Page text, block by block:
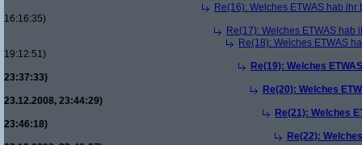
Re(16): Welches ETWAS hab ihr
16:16:35)
Re(17): Welches ETWAS hab
Re(18): Welches ETWAS
19:12:51)
Re(19): Welches
23:37:33)
Re(20): Welches
23.12.2008, 23:44:29)
Re(21): Welches
23:46:18)
Re(22):